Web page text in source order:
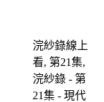
浣紗錄線上
看, 第21集,
浣紗錄 - 第
21集 - 現代